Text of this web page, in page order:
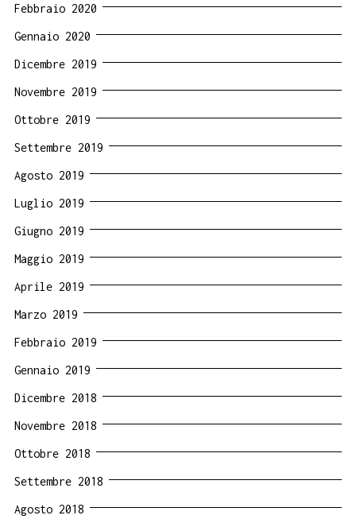
Febbraio 2020
Gennaio 2020
Dicembre 2019
Novembre 2019
Ottobre 2019
Settembre 2019
Agosto 2019
Luglio 2019
Giugno 2019
Maggio 2019
Aprile 2019
Marzo 2019
Febbraio 2019
Gennaio 2019
Dicembre 2018
Novembre 2018
Ottobre 2018
Settembre 2018
Agosto 2018